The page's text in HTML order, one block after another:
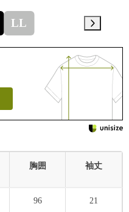
LL
胸囲 袖丈
96 21